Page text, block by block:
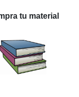
tu material